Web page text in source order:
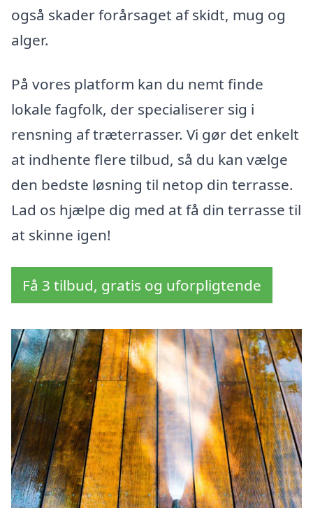
også skader forårsaget af skidt, mug og
alger.
På vores platform kan du nemt finde
lokale fagfolk, der specialiserer sig i
rensning af træterrasser. Vi gør det enkelt
at indhente flere tilbud, så du kan vælge
den bedste løsning til netop din terrasse.
Lad os hjælpe dig med at få din terrasse til
at skinne igen!
Få 3 tilbud, gratis og uforpligtende